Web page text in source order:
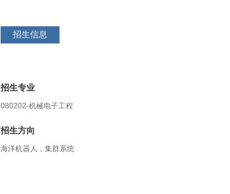
招生信息
招生专业
080202-机械电子工程
招生方向
海洋机器人，集群系统